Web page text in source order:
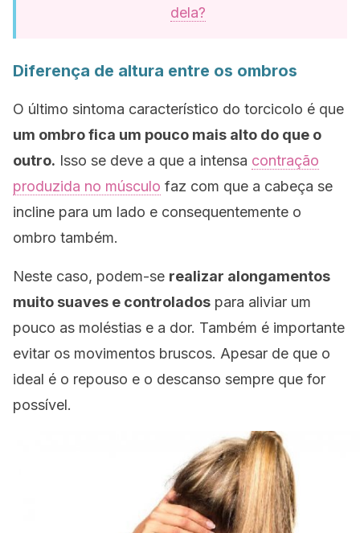
dela?
Diferença de altura entre os ombros
O último sintoma característico do torcicolo é que
um ombro fica um pouco mais alto do que o
outro. Isso se deve a que a intensa contração
produzida no músculo faz com que a cabeça se
incline para um lado e consequentemente o
ombro também.
Neste caso, podem-se realizar alongamentos
muito suaves e controlados para aliviar um
pouco as moléstias e a dor. Também é importante
evitar os movimentos bruscos. Apesar de que o
ideal é o repouso e o descanso sempre que for
possível.